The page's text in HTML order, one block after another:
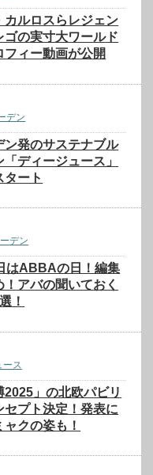
カルロスらレジェン
ゴの実寸大ワールド
フィー動画が公開
デン
ン発のサステナブル
ディージュース」
タート
デン
はABBAの日！編集
アバの聞いておく
！
ース
2025」の北欧パビリ
セプト決定！発表に
クの姿も！